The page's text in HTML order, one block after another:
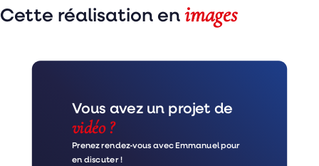
Cette réalisation en images
Vous avez un projet de
vidéo ?
Prenez rendez-vous avec Emmanuel pour
en discuter !